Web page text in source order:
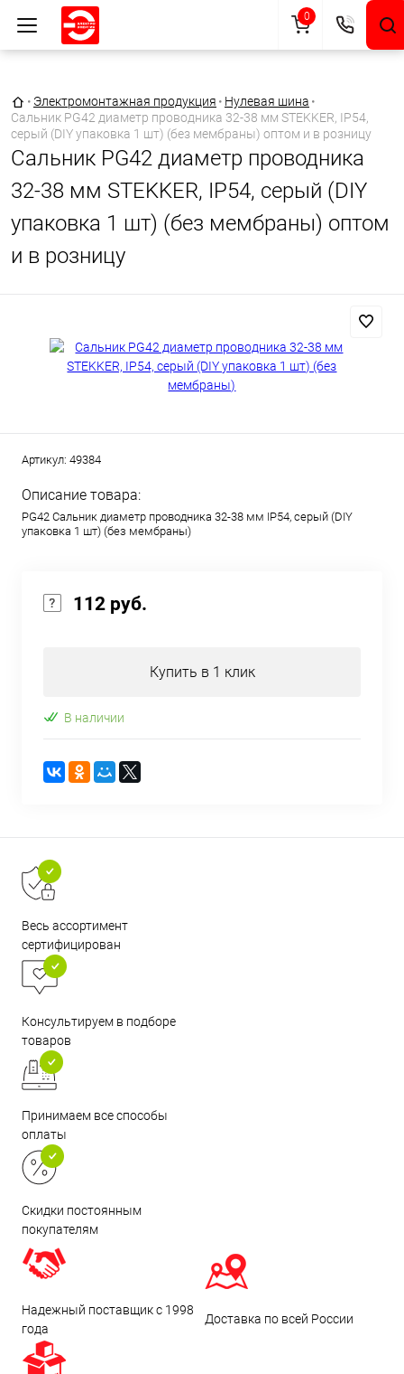
Главная страница
• Электромонтажная продукция • Нулевая шина •
Сальник PG42 диаметр проводника 32-38 мм STEKKER, IP54,
серый (DIY упаковка 1 шт) (без мембраны) оптом и в розницу
Сальник PG42 диаметр проводника
32-38 мм STEKKER, IP54, серый (DIY
упаковка 1 шт) (без мембраны) оптом
и в розницу
Артикул: 49384
Описание товара:
PG42 Сальник диаметр проводника 32-38 мм IP54, серый (DIY
упаковка 1 шт) (без мембраны)
112 руб.
Купить в 1 клик
В наличии
Весь ассортимент
сертифицирован
Консультируем в подборе
товаров
Принимаем все способы
оплаты
Скидки постоянным
покупателям
Надежный поставщик с 1998
года
Доставка по всей России
0